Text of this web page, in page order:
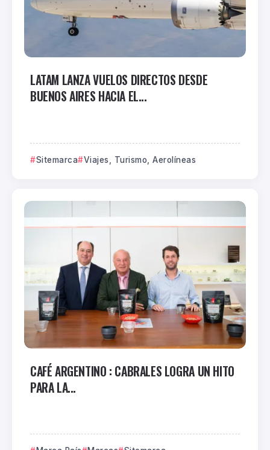
LATAM LANZA VUELOS DIRECTOS DESDE
BUENOS AIRES HACIA EL...
Sitemarca Viajes, Turismo, Aerolíneas
CAFÉ ARGENTINO : CABRALES LOGRA UN HITO
PARA LA...